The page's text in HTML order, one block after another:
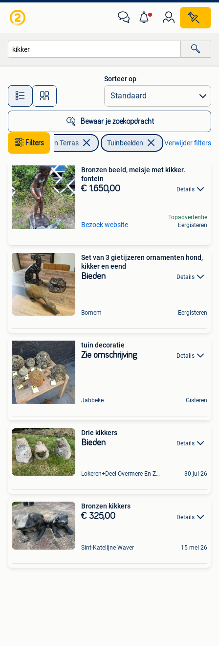
Alle afstanden…
Sorteer op
Bewaar je zoekopdracht
FiltersTuin en Terras Tuinbeelden Verwijder filters
Bronzen beeld, meisje met kikker.
fontein
€ 1.650,00 Details
Bezoek website
Topadvertentie
Eergisteren
Set van 3 gietijzeren ornamenten hond,
kikker en eend
Bieden Details
Bornem Eergisteren
tuin decoratie
Zie omschrijving Details
Jabbeke Gisteren
Drie kikkers
Bieden Details
Lokeren+Deel Overmere En Zele 30 jul 26
Bronzen kikkers
€ 325,00 Details
Sint-Katelijne-Waver 15 mei 26